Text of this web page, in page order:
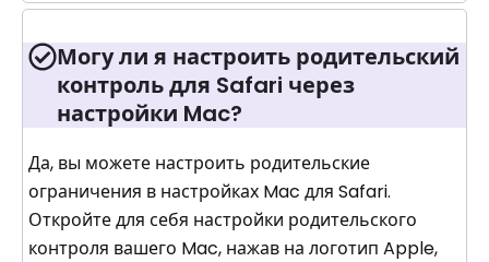
Могу ли я настроить родительский
контроль для Safari через
настройки Mac?
Да, вы можете настроить родительские
ограничения в настройках Mac для Safari.
Откройте для себя настройки родительского
контроля вашего Mac, нажав на логотип Apple,